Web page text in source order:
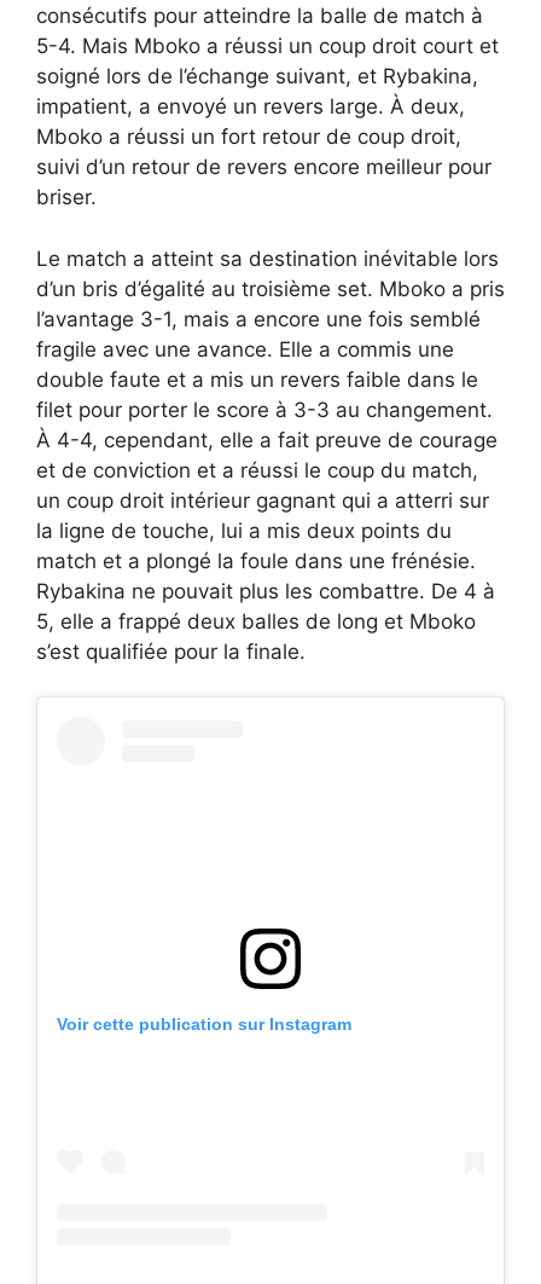
consécutifs pour atteindre la balle de match à
5-4. Mais Mboko a réussi un coup droit court et
soigné lors de l’échange suivant, et Rybakina,
impatient, a envoyé un revers large. À deux,
Mboko a réussi un fort retour de coup droit,
suivi d’un retour de revers encore meilleur pour
briser.
Le match a atteint sa destination inévitable lors
d’un bris d’égalité au troisième set. Mboko a pris
l’avantage 3-1, mais a encore une fois semblé
fragile avec une avance. Elle a commis une
double faute et a mis un revers faible dans le
filet pour porter le score à 3-3 au changement.
À 4-4, cependant, elle a fait preuve de courage
et de conviction et a réussi le coup du match,
un coup droit intérieur gagnant qui a atterri sur
la ligne de touche, lui a mis deux points du
match et a plongé la foule dans une frénésie.
Rybakina ne pouvait plus les combattre. De 4 à
5, elle a frappé deux balles de long et Mboko
s’est qualifiée pour la finale.
Voir cette publication sur Instagram